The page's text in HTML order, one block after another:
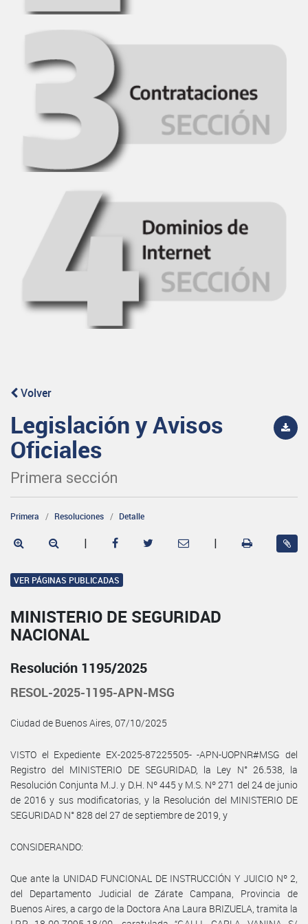
Volver
Legislación y Avisos
Oficiales
Primera sección
Primera Resoluciones Detalle
| |
VER PÁGINAS PUBLICADAS
MINISTERIO DE SEGURIDAD
NACIONAL
Resolución 1195/2025
RESOL-2025-1195-APN-MSG
Ciudad de Buenos Aires, 07/10/2025
VISTO el Expediente EX-2025-87225505- -APN-UOPNR#MSG del
Registro del MINISTERIO DE SEGURIDAD, la Ley N° 26.538, la
Resolución Conjunta M.J. y D.H. Nº 445 y M.S. Nº 271 del 24 de junio
de 2016 y sus modificatorias, y la Resolución del MINISTERIO DE
SEGURIDAD N° 828 del 27 de septiembre de 2019, y
CONSIDERANDO:
Que ante la UNIDAD FUNCIONAL DE INSTRUCCIÓN Y JUICIO Nº 2,
del Departamento Judicial de Zárate Campana, Provincia de
Buenos Aires, a cargo de la Doctora Ana Laura BRIZUELA, tramita la